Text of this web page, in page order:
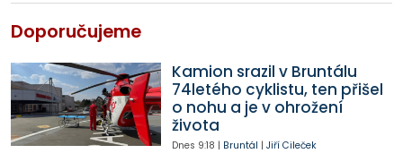
Doporučujeme
Kamion srazil v Bruntálu
74letého cyklistu, ten přišel
o nohu a je v ohrožení
života
Dnes 9:18 | Bruntál | Jiří Cileček